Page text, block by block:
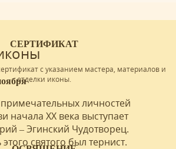
СЕРТИФИКАТ
с указанием мастера, материалов и
отделки иконы.
личностей
начала XX века выступает
– Эгинский Чудотворец.
святого был тернист.